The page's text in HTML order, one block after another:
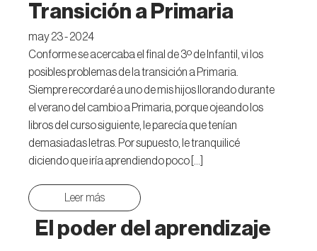
Transición a Primaria
may 23 - 2024
Conforme se acercaba el final de 3º de Infantil, vi los
posibles problemas de la transición a Primaria.
Siempre recordaré a uno de mis hijos llorando durante
el verano del cambio a Primaria, porque ojeando los
libros del curso siguiente, le parecía que tenían
demasiadas letras. Por supuesto, le tranquilicé
diciendo que iría aprendiendo poco […]
Leer más
El poder del aprendizaje